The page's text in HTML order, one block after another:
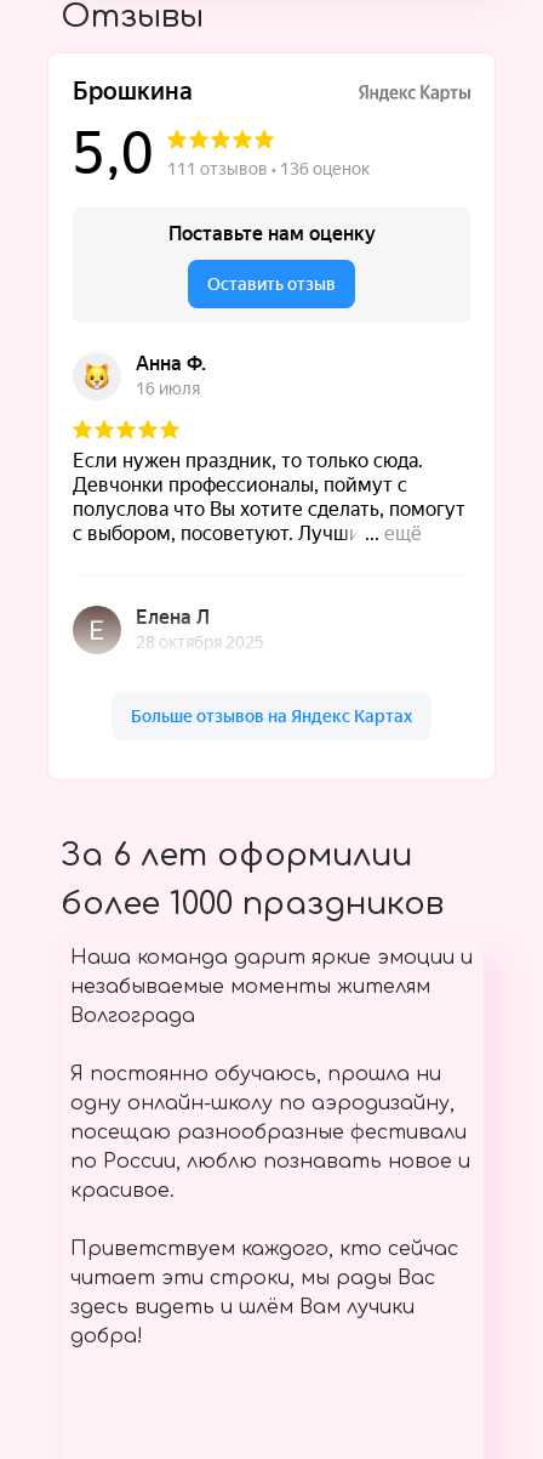
Отзывы
За 6 лет оформилии
более 1000 праздников
Наша команда дарит яркие эмоции и
незабываемые моменты жителям
Волгограда
Я постоянно обучаюсь, прошла ни
одну онлайн-школу по аэродизайну,
посещаю разнообразные фестивали
по России, люблю познавать новое и
красивое.
Приветствуем каждого, кто сейчас
читает эти строки, мы рады Вас
здесь видеть и шлём Вам лучики
добра!